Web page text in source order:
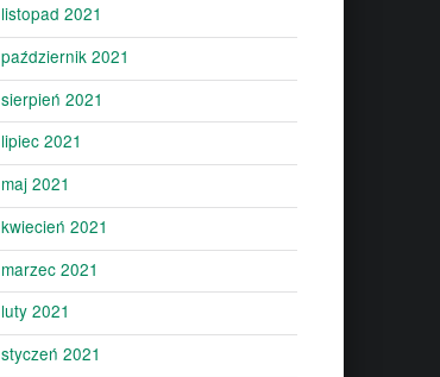
listopad 2021
październik 2021
sierpień 2021
lipiec 2021
maj 2021
kwiecień 2021
marzec 2021
luty 2021
styczeń 2021